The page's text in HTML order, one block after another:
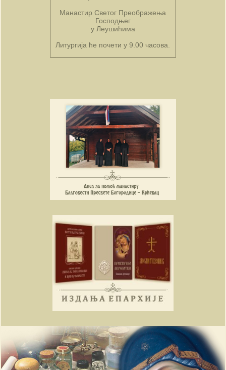
Манастир Светог Преображења
Господњег
у Леушићима
Литургија ће почети у 9.00 часова.